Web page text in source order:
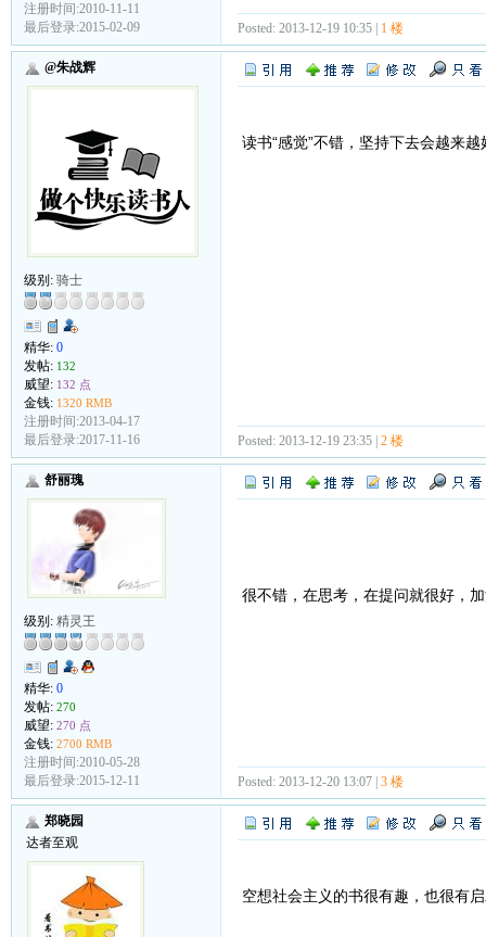
注册时间:2010-11-11
最后登录:2015-02-09
Posted: 2013-12-19 10:35 | 1 楼
@朱战辉
级别: 骑士
精华: 0
发帖: 132
威望: 132 点
金钱: 1320 RMB
注册时间:2013-04-17
最后登录:2017-11-16
读书“感觉”不错，坚持下去会越来越
Posted: 2013-12-19 23:35 | 2 楼
舒丽瑰
级别: 精灵王
精华: 0
发帖: 270
威望: 270 点
金钱: 2700 RMB
注册时间:2010-05-28
最后登录:2015-12-11
很不错，在思考，在提问就很好，
Posted: 2013-12-20 13:07 | 3 楼
郑晓园
达者至观
空想社会主义的书很有趣，也很有